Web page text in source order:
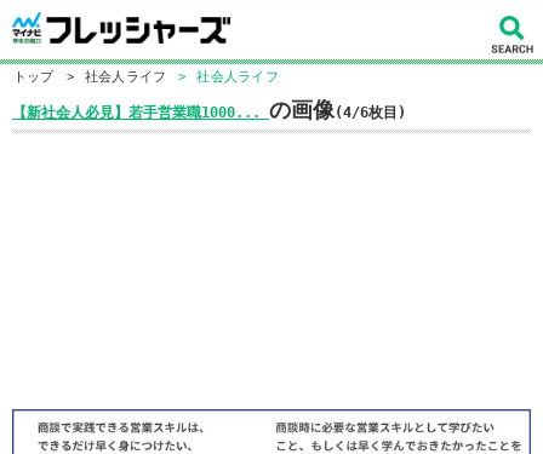
トップ > 社会人ライフ > 社会人ライフ
【新社会人必見】若手営業職1000... の画像(4/6枚目)